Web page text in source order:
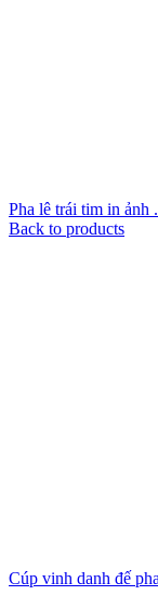
Pha lê trái tim in ảnh .
Back to products
Cúp vinh danh đế